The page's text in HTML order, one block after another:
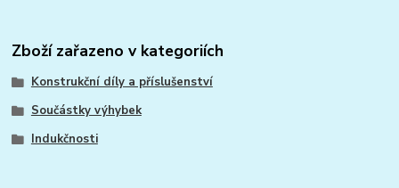
Zboží zařazeno v kategoriích
Konstrukční díly a příslušenství
Součástky výhybek
Indukčnosti